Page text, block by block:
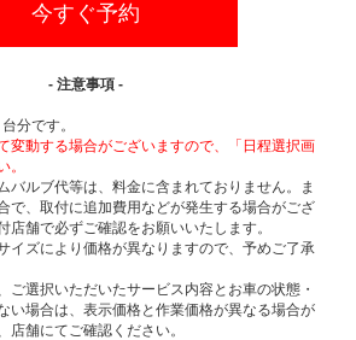
今すぐ予約
- 注意事項 -
分です。
変動する場合がございますので、「日程選択画
。
バルブ代等は、料金に含まれておりません。ま
で、取付に追加費用などが発生する場合がござ
店舗で必ずご確認をお願いいたします。
イズにより価格が異なりますので、予めご了承
選択いただいたサービス内容とお車の状態・
い場合は、表示価格と作業価格が異なる場合が
店舗にてご確認ください。